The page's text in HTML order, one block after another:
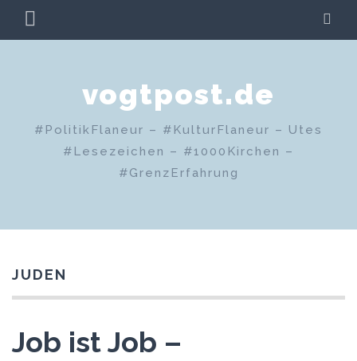
Zum
Inhalt MENÜ
vogtpost.de
#PolitikFlaneur – #KulturFlaneur – Utes
#Lesezeichen – #1000Kirchen –
#GrenzErfahrung
JUDEN
Job ist Job –